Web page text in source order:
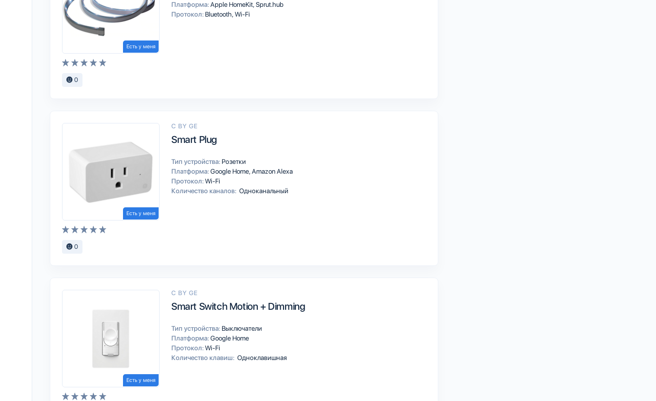
Есть у меня
Платформа:Apple HomeKitSprut.hub
Протокол: BluetoothWi-Fi
0
Есть у меня
C BY GE
Smart Plug
Тип устройства: Розетки
Платформа:Google HomeAmazon Alexa
Протокол:Wi-Fi
Количество каналов: Одноканальный
0
Есть у меня
C BY GE
Smart Switch Motion + Dimming
Тип устройства: Выключатели
Платформа:Google Home
Протокол:Wi-Fi
Количество клавиш: Одноклавишная